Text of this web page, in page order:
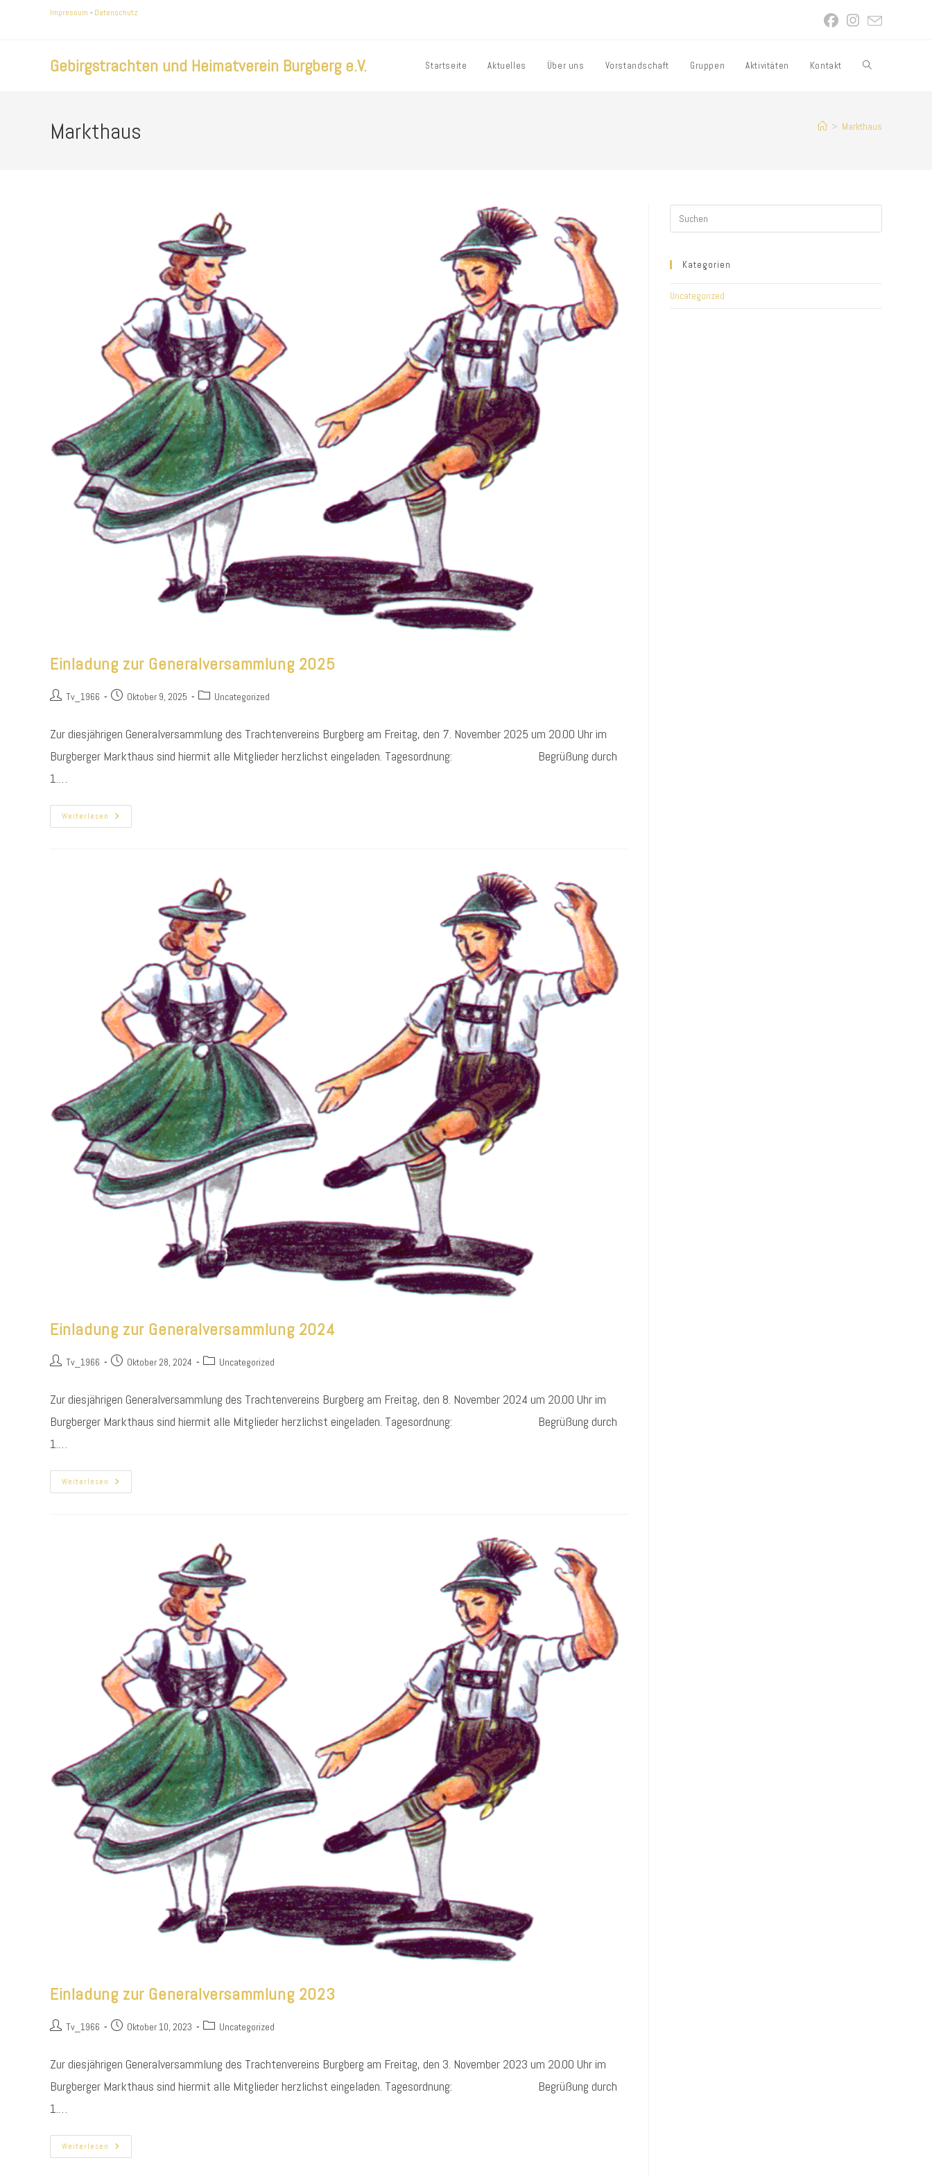
Impressum - Datenschutz
Gebirgstrachten und Heimatverein Burgberg e.V. Startseite Aktuelles Über uns Vorstandschaft Gruppen Aktivitäten Kontakt Website-
Markthaus > Markthaus
Einladung zur Generalversammlung 2025
Beitrags-Tv_1966
BeitragOktober 9, 2025
Beitrags-Uncategorized
Zur diesjährigen Generalversammlung des Trachtenvereins Burgberg am Freitag, den 7. November 2025 um 20.00 Uhr im
Burgberger Markthaus sind hiermit alle Mitglieder herzlichst eingeladen. Tagesordnung: Begrüßung durch
1.…
Weiterlesen Einladung
Zur
Einladung zur Generalversammlung 2024
Beitrags-Tv_1966
BeitragOktober 28, 2024
Beitrags-Uncategorized
Zur diesjährigen Generalversammlung des Trachtenvereins Burgberg am Freitag, den 8. November 2024 um 20.00 Uhr im
Burgberger Markthaus sind hiermit alle Mitglieder herzlichst eingeladen. Tagesordnung: Begrüßung durch
1.…
Weiterlesen Einladung
Zur
Einladung zur Generalversammlung 2023
Beitrags-Tv_1966
BeitragOktober 10, 2023
Beitrags-Uncategorized
Zur diesjährigen Generalversammlung des Trachtenvereins Burgberg am Freitag, den 3. November 2023 um 20.00 Uhr im
Burgberger Markthaus sind hiermit alle Mitglieder herzlichst eingeladen. Tagesordnung: Begrüßung durch
1.…
Weiterlesen Einladung
Zur
Kategorien
Uncategorized